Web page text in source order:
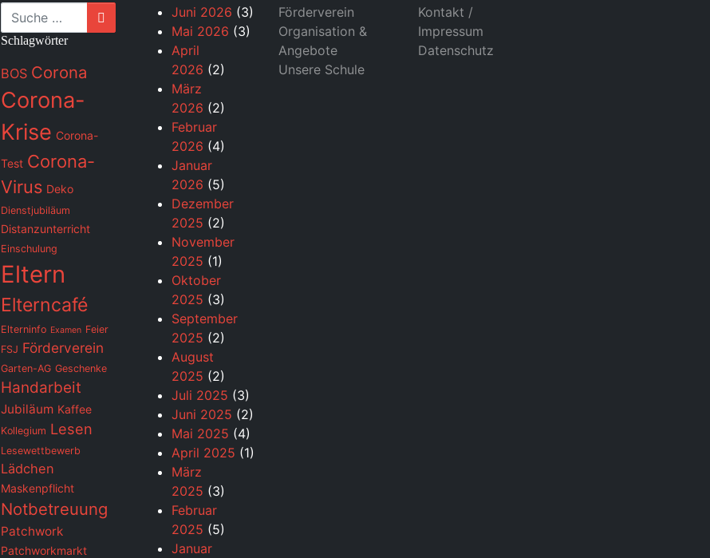
Suche
Schlagwörter
BOS Corona
Corona-
Krise Corona-
Test Corona-
Virus Deko
Dienstjubiläum
Distanzunterricht
Einschulung
Eltern
Elterncafé
Elterninfo Examen Feier
FSJ Förderverein
Garten-AG Geschenke
Handarbeit
Jubiläum Kaffee
Kollegium Lesen
Lesewettbewerb
Lädchen
Maskenpflicht
Notbetreuung
Patchwork
Patchworkmarkt
Juni 2026 (3)
Mai 2026 (3)
April
2026 (2)
März
2026 (2)
Februar
2026 (4)
Januar
2026 (5)
Dezember
2025 (2)
November
2025 (1)
Oktober
2025 (3)
September
2025 (2)
August
2025 (2)
Juli 2025 (3)
Juni 2025 (2)
Mai 2025 (4)
April 2025 (1)
März
2025 (3)
Februar
2025 (5)
Januar
Förderverein
Organisation &
Angebote
Unsere Schule
Kontakt /
Impressum
Datenschutz